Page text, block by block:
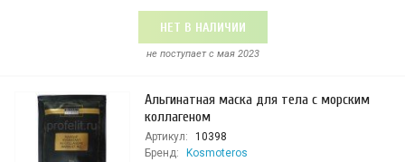
НЕТ В НАЛИЧИИ
не поступает c мая 2023
Альгинатная маска для тела с морским
коллагеном
Артикул:
10398
Бренд:
Kosmoteros